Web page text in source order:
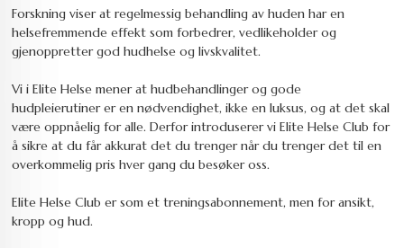
Forskning viser at regelmessig behandling av huden har en
helsefremmende effekt som forbedrer, vedlikeholder og
gjenoppretter god hudhelse og livskvalitet.
Vi i Elite Helse mener at hudbehandlinger og gode
hudpleierutiner er en nødvendighet, ikke en luksus, og at det skal
være oppnåelig for alle. Derfor introduserer vi Elite Helse Club for
å sikre at du får akkurat det du trenger når du trenger det til en
overkommelig pris hver gang du besøker oss.
Elite Helse Club er som et treningsabonnement, men for ansikt,
kropp og hud.